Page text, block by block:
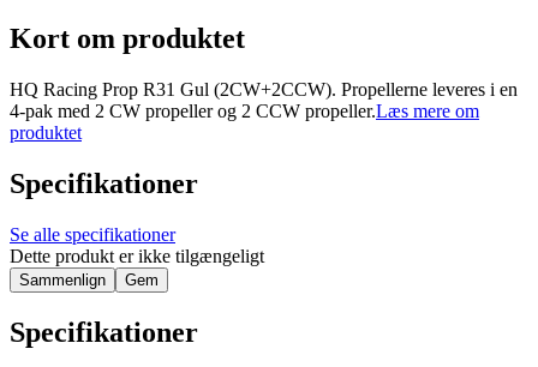
Kort om produktet
HQ Racing Prop R31 Gul (2CW+2CCW). Propellerne leveres i en
4-pak med 2 CW propeller og 2 CCW propeller.Læs mere om
produktet
Specifikationer
Se alle specifikationer
Dette produkt er ikke tilgængeligt
Sammenlign Gem
Specifikationer